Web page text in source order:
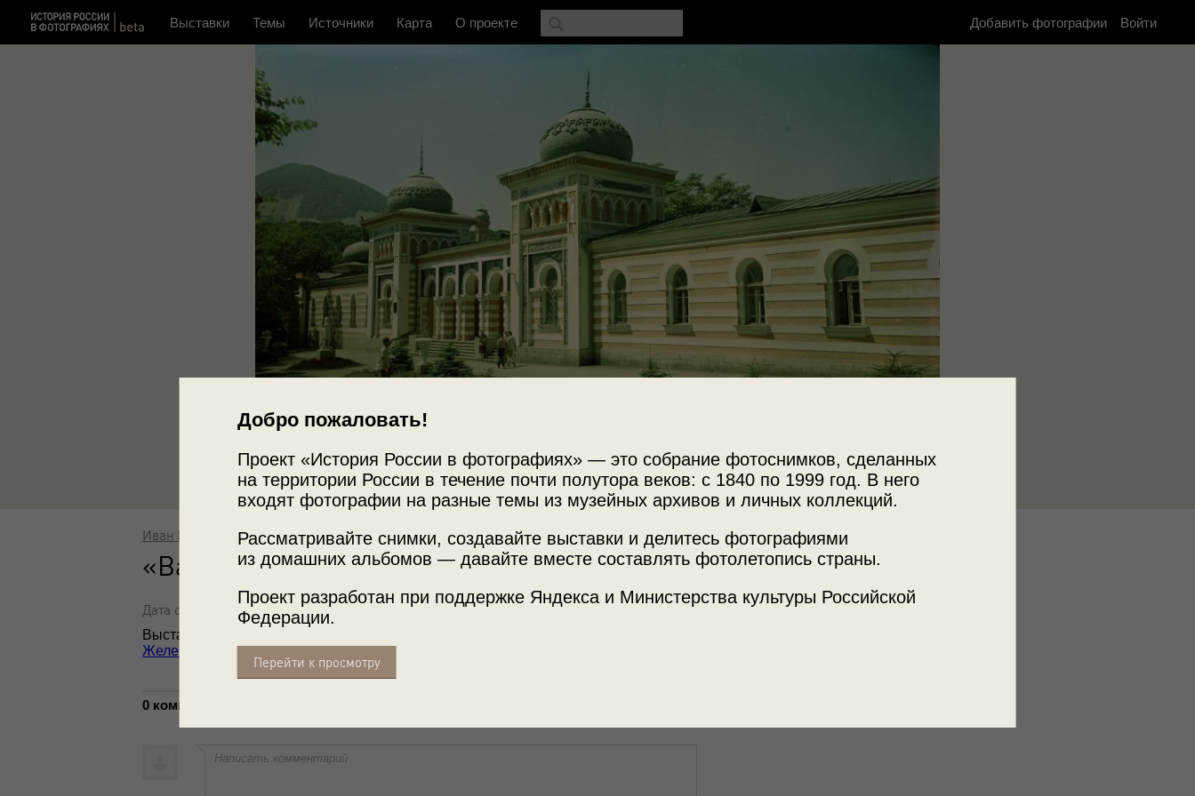
Добро пожаловать!
Проект «История России в фотографиях» — это собрание фотоснимков, сделанных
на территории России в течение почти полутора веков: с 1840 по 1999 год. В него
входят фотографии на разные темы из музейных архивов и личных коллекций.
Рассматривайте снимки, создавайте выставки и делитесь фотографиями
из домашних альбомов — давайте вместе составлять фотолетопись страны.
Проект разработан при поддержке Яндекса и Министерства культуры Российской
Федерации.
Перейти к просмотру
Выставки Темы Источники Карта О проекте Добавить фотографии Войти
Источник
Иван Шагин
«Ванны Островского»
Дата съемки: 1963 - 1965
Выставка
Железноводск»с этой фотографией.
0 комментариев
Написать комментарий